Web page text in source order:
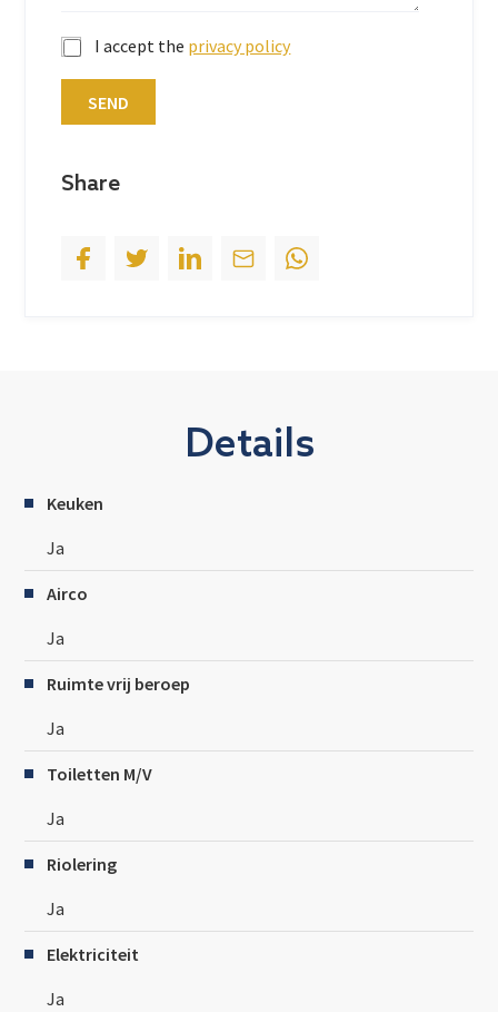
a
t
1
I accept the privacy policy
SEND
Share
Details
Keuken
Ja
Airco
Ja
Ruimte vrij beroep
Ja
Toiletten M/V
Ja
Riolering
Ja
Elektriciteit
Ja